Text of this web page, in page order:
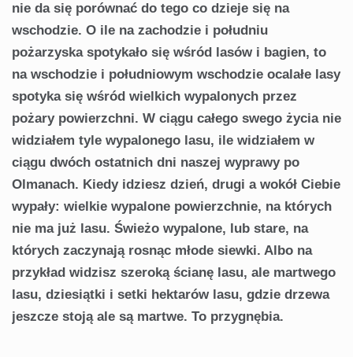
nie da się porównać do tego co dzieje się na
wschodzie. O ile na zachodzie i południu
pożarzyska spotykało się wśród lasów i ba­gien, to
na wschodzie i południowym wschodzie ocalałe lasy
spotyka się wśród wielkich wypalonych przez
pożary powierzchni. W ciągu całego swego życia nie
widziałem tyle wypalonego lasu, ile widziałem w
ciągu dwóch ostat­nich dni naszej wyprawy po
Olmanach. Kiedy idziesz dzień, drugi a wokół Ciebie
wypały: wielkie wypalone po­wierzchnie, na których
nie ma już lasu. Świeżo wypalone, lub stare, na
których zaczynają rosnąc młode siewki. Albo na
przykład widzisz szeroką ścianę lasu, ale martwego
lasu, dziesiątki i setki hektarów lasu, gdzie drzewa
jeszcze stoją ale są martwe. To przygnębia.